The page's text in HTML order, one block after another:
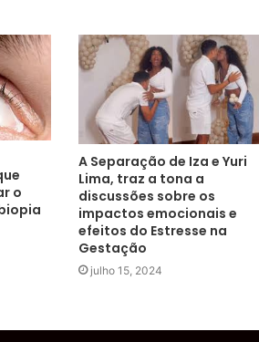
o
A Separação de Iza e Yuri
Lima, traz a tona a
discussões sobre os
impactos emocionais e
efeitos do Estresse na
Gestação
julho 15, 2024